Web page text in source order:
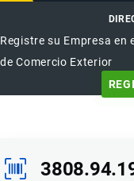
Registre su Empresa
de Comercio Exterior